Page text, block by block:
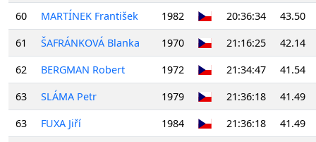
60
MARTÍNEK František 1982 20:36:34
43.50
61
ŠAFRÁNKOVÁ Blanka 1970 21:16:25
42.14
62
BERGMAN Robert 1972 21:34:47
41.54
63
SLÁMA Petr 1979 21:36:18
41.49
63
FUXA Jiří 1984 21:36:18
41.49